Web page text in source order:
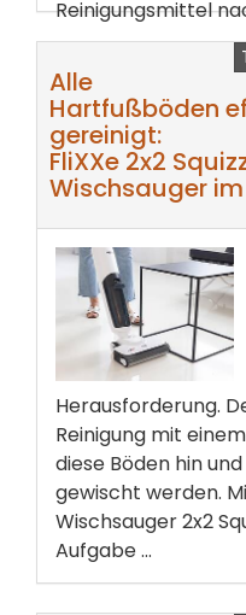
Reinigungsmittel
Alle
Hartfußböden
gereinigt:
FliXXe 2x2
Wischsauger
Herausforderung.
Reinigung mit
diese Böden hin
gewischt werden.
Wischsauger 2x2
Aufgabe ...